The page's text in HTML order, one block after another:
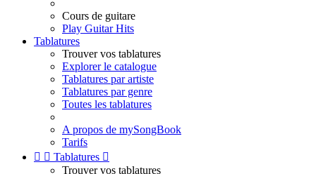
Cours de guitare
Play Guitar Hits
Tablatures
Trouver vos tablatures
Explorer le catalogue
Tablatures par artiste
Tablatures par genre
Toutes les tablatures
A propos de mySongBook
Tarifs
  Tablatures 
Trouver vos tablatures